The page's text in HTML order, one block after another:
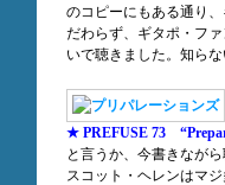
のコピーにもある通り
だわらず、ギタポ・フ
いで聴きました。知ら
★ PREFUSE 73
と言うか、今書きなが
スコット・ヘレンはマ